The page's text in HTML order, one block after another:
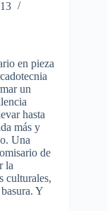
en pieza
un
hasta
más y
Una
de
la
culturales,
Y